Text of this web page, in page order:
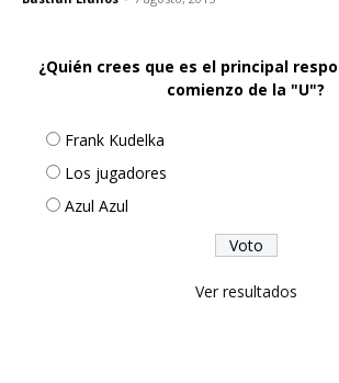
¿Quién crees que es el principal
comienzo de la "U"?
Frank Kudelka
Los jugadores
Azul Azul
Ver resultados